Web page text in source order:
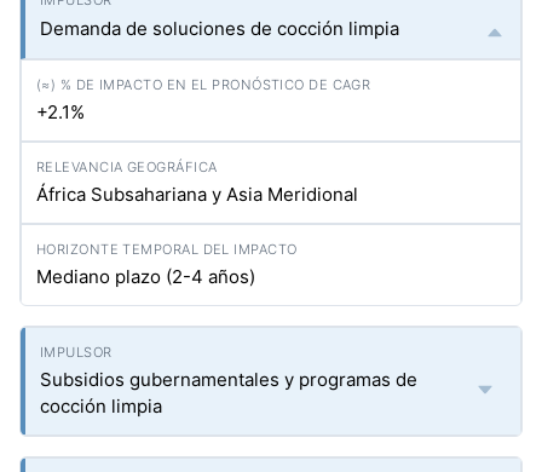
Demanda de soluciones de cocción limpia
+2.1%
África Subsahariana y Asia Meridional
Mediano plazo (2-4 años)
Subsidios gubernamentales y programas de
cocción limpia